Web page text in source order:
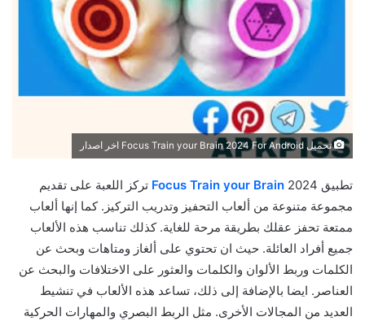
تحميل Focus Train your Brain 2024 For Android اخر اصدار
تطبيق Focus Train your Brain 2024 تركز اللعبة على تقديم
مجموعة متنوعة من ألعاب التحفيز وتدريب التركيز. كما إنها ألعاب
ممتعة تحفز عقلك بطريقة مرحة للغاية. كذلك تناسب هذه الألعاب
جميع أفراد العائلة. حيث ان تحتوي على ألغاز ومتاهات وبحث عن
الكلمات وربط الألوان والكلمات والعثور على الاختلافات والبحث عن
العناصر. ايضا بالإضافة إلى ذلك، تساعد هذه الألعاب في تنشيط
العديد من المجالات الأخرى. مثل الربط البصري والمهارات الحركية